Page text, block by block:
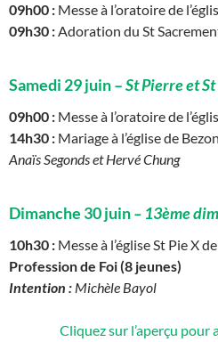
09h00 : Messe à l’oratoire de
09h30 :Adoration du St
Samedi 29 juin –St Pierre et
09h00 : Messe à l’oratoire de
14h30 : Mariage à l’église de
Anaïs Segonds et Hervé Chung
Dimanche 30 juin– 13ème
10h30 : Messe à l’église St Pie X
Profession de Foi (8 jeunes)
Intention : Michèle Bayol
Cliquez sur l’aperçu pour